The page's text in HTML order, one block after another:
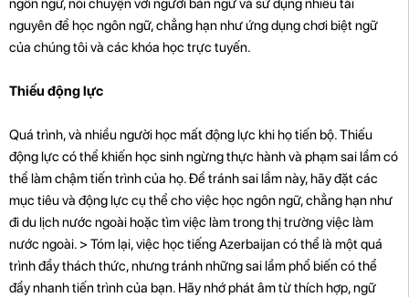
nguyên để học ngôn ngữ, chẳng hạn như ứng dụng chơi biệt ngữ
của chúng tôi và các khóa học trực tuyến.
Thiếu động lực
Quá trình, và nhiều người học mất động lực khi họ tiến bộ. Thiếu
động lực có thể khiến học sinh ngừng thực hành và phạm sai lầm có
thể làm chậm tiến trình của họ. Để tránh sai lầm này, hãy đặt các
mục tiêu và động lực cụ thể cho việc học ngôn ngữ, chẳng hạn như
đi du lịch nước ngoài hoặc tìm việc làm trong thị trường việc làm
nước ngoài. > Tóm lại, việc học tiếng Azerbaijan có thể là một quá
trình đầy thách thức, nhưng tránh những sai lầm phổ biến có thể
đẩy nhanh tiến trình của bạn. Hãy nhớ phát âm từ thích hợp, ngữ